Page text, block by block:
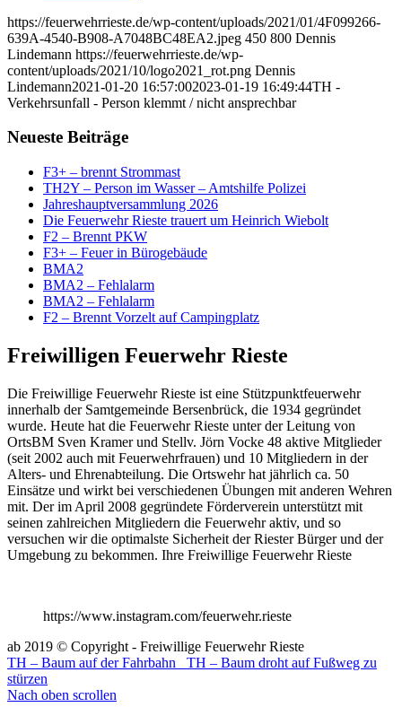
https://feuerwehrrieste.de/wp-content/uploads/2021/01/4F099266-
639A-4540-B908-A7048BC48EA2.jpeg 450 800 Dennis
Lindemann https://feuerwehrrieste.de/wp-
content/uploads/2021/10/logo2021_rot.png Dennis
Lindemann2021-01-20 16:57:002023-01-19 16:49:44TH -
Verkehrsunfall - Person klemmt / nicht ansprechbar
Neueste Beiträge
F3+ – brennt Strommast
TH2Y – Person im Wasser – Amtshilfe Polizei
Jahreshauptversammlung 2026
Die Feuerwehr Rieste trauert um Heinrich Wiebolt
F2 – Brennt PKW
F3+ – Feuer in Bürogebäude
BMA2
BMA2 – Fehlalarm
BMA2 – Fehlalarm
F2 – Brennt Vorzelt auf Campingplatz
Freiwilligen Feuerwehr Rieste
Die Freiwillige Feuerwehr Rieste ist eine Stützpunktfeuerwehr
innerhalb der Samtgemeinde Bersenbrück, die 1934 gegründet
wurde. Heute hat die Feuerwehr Rieste unter der Leitung von
OrtsBM Sven Kramer und Stellv. Jörn Vocke 48 aktive Mitglieder
(seit 2002 auch mit Feuerwehrfrauen) und 10 Mitgliedern in der
Alters- und Ehrenabteilung. Die Ortswehr hat jährlich ca. 50
Einsätze und wirkt bei verschiedenen Übungen mit anderen Wehren
mit. Der im April 2008 gegründete Förderverein unterstützt mit
seinen zahlreichen Mitgliedern die Feuerwehr aktiv, und so
versuchen wir die optimalste Sicherheit der Riester Bürger und der
Umgebung zu bekommen. Ihre Freiwillige Feuerwehr Rieste
https://www.instagram.com/feuerwehr.rieste
ab 2019 © Copyright - Freiwillige Feuerwehr Rieste
TH – Baum auf der Fahrbahn
TH – Baum droht auf Fußweg zu
stürzen
Nach oben scrollen